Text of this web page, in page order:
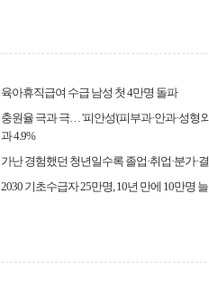
육아휴직급여 수급 남성 첫 4만명 돌파
충원율 극과 극… '피안성'(피부과·안과·성형
과 4.9%
가난 경험했던 청년일수록 졸업·취업·분가·
2030 기초수급자 25만명, 10년 만에 10만명